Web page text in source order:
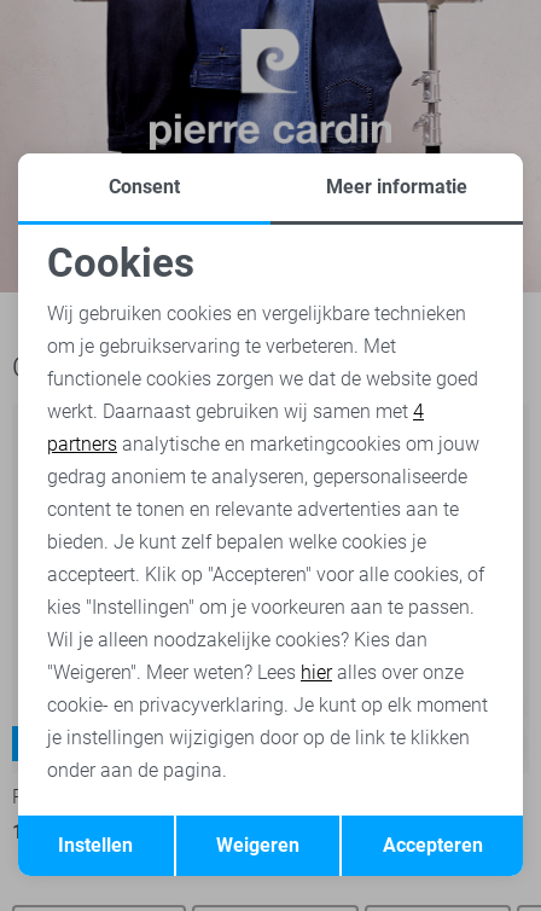
Ook het bekijken waard
Lyon
Pierre Cardin Jeans
109,99
Lyon
Noodzakelijke cookies
Personalisatie cookies
Analytische cookies
Marketing cookies
Terug Opslaan
Consent Meer informatie
Cookies
Wij gebruiken cookies en vergelijkbare technieken
om je gebruikservaring te verbeteren. Met
functionele cookies zorgen we dat de website goed
werkt. Daarnaast gebruiken wij samen met 4
partners analytische en marketingcookies om jouw
gedrag anoniem te analyseren, gepersonaliseerde
content te tonen en relevante advertenties aan te
bieden. Je kunt zelf bepalen welke cookies je
accepteert. Klik op "Accepteren" voor alle cookies, of
kies "Instellingen" om je voorkeuren aan te passen.
Wil je alleen noodzakelijke cookies? Kies dan
"Weigeren". Meer weten? Lees hieralles over onze
cookie- en privacyverklaring. Je kunt op elk moment
je instellingen wijzigigen door op de link te klikken
onder aan de pagina.
Accepteren
Weigeren
Instellen